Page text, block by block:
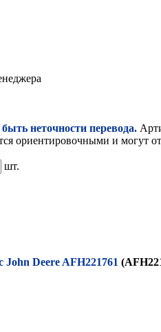
неточности перевода.
ориентировочными и могут
шт.
Deere AFH221761